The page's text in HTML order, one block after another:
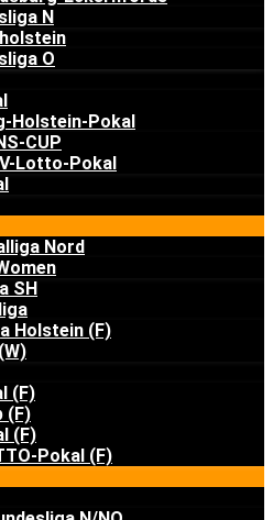
N
O
Holstein-Pokal
CUP
Lotto-Pokal
Nord
SH
Holstein (F)
(F)
(F)
(F)
Pokal (F)